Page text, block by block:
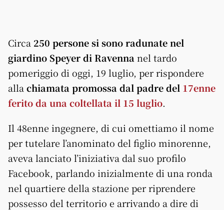
Circa 250 persone si sono radunate nel
giardino Speyer di Ravenna nel tardo
pomeriggio di oggi, 19 luglio, per rispondere
alla chiamata promossa dal padre del 17enne
ferito da una coltellata il 15 luglio.
Il 48enne ingegnere, di cui omettiamo il nome
per tutelare l’anominato del figlio minorenne,
aveva lanciato l’iniziativa dal suo profilo
Facebook, parlando inizialmente di una ronda
nel quartiere della stazione per riprendere
possesso del territorio e arrivando a dire di